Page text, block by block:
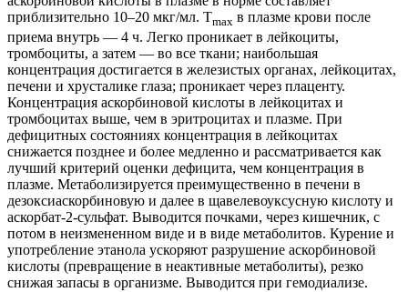
приблизительно 10–20 мкг/мл. Tmax в плазме крови после
приема внутрь — 4 ч. Легко проникает в лейкоциты,
тромбоциты, а затем — во все ткани; наибольшая
концентрация достигается в железистых органах, лейкоцитах,
печени и хрусталике глаза; проникает через плаценту.
Концентрация аскорбиновой кислоты в лейкоцитах и
тромбоцитах выше, чем в эритроцитах и плазме. При
дефицитных состояниях концентрация в лейкоцитах
снижается позднее и более медленно и рассматривается как
лучший критерий оценки дефицита, чем концентрация в
плазме. Метаболизируется преимущественно в печени в
дезоксиаскорбиновую и далее в щавелевоуксусную кислоту и
аскорбат-2-сульфат. Выводится почками, через кишечник, с
потом в неизмененном виде и в виде метаболитов. Курение и
употребление этанола ускоряют разрушение аскорбиновой
кислоты (превращение в неактивные метаболиты), резко
снижая запасы в организме. Выводится при гемодиализе.